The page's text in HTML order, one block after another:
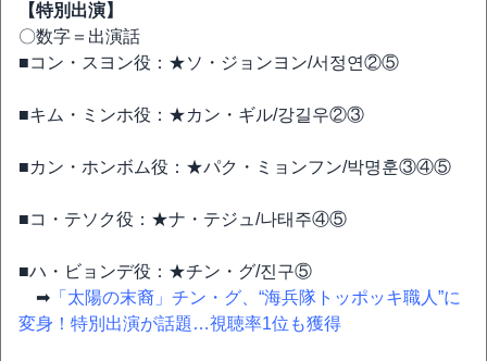
【特別出演】
〇数字＝出演話
■コン・スヨン役：★ソ・ジョンヨン/서정연②⑤
■キム・ミンホ役：★カン・ギル/강길우②③
■カン・ホンボム役：★パク・ミョンフン/박명훈③④⑤
■コ・テソク役：★ナ・テジュ/나태주④⑤
■ハ・ビョンデ役：★チン・グ/진구⑤
➡ 「太陽の末裔」チン・グ、“海兵隊トッポッキ職人”に
変身！特別出演が話題…視聴率1位も獲得